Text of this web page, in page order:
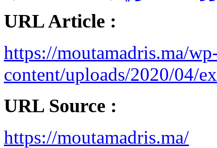
URL Article :
https://moutamadris.ma/
content/uploads/2020/04/
URL Source :
https://moutamadris.ma/